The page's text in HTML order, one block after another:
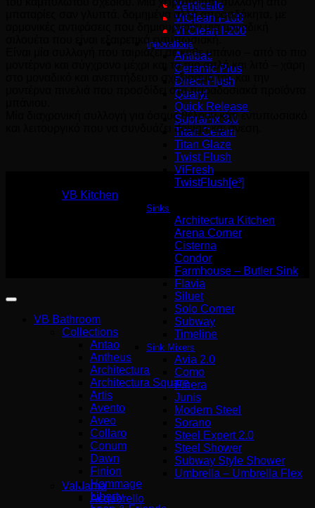
Venticello
ViClean I-100
Vi Clean Ι-200
Innovations
Antibac
Ceramic Plus
Direct Flush
Quaryl
Quick Release
SupraFix 3.0
Titan Ceram
Titan Glaze
Twist Flush
ViFresh
TwistFlush[e³]
VB Kitchen
Sinks
Architectura Kitchen
Arena Corner
Cisterna
Condor
Farmhouse – Butler Sink
Flavia
Siluet
Solo Corner
Subway
Timeline
Sink Mixers
Avia 2.0
Como
Finera
Junis
Modern Steel
Sorano
Steel Expert 2.0
Steel Shower
Subway Style Shower
Umbrella – Umbrella Flex
Valdama
Acquerello
μπαταρίες σαν γλυπτά, δομημένα αλλά απροσδόκητα, με
αρμονικές αντιφάσεις που δημιουργούν μια μοναδική
σιλουέτα που είναι εξαιρετικά εντυπωσιακή.
Είναι μία συλλογή που ταιριάζει σε κάθε μπάνιο – από το πιο
μοντέρνο και σύγχρονο μέχρι και το πιο απλό και λιτό – χάρη
στο μοναδικό και ανεπιτήδευτο σχεδιασμό της και την
μοντέρνα πινελιά που προσδίδει στα παραδοσιακά προϊόντα
Μία διαχρονική συλλογή για όσους θέλουν κάτι εντυπωσιακό
και λειτουργικό που να συνδυάζει design και άνεση.
VB Bathroom
Collections
Antao
Antheus
Architectura
Architectura Square
Artis
Avento
Aveo
Collaro
Conum
Dawn
Finion
Hommage
Liberty